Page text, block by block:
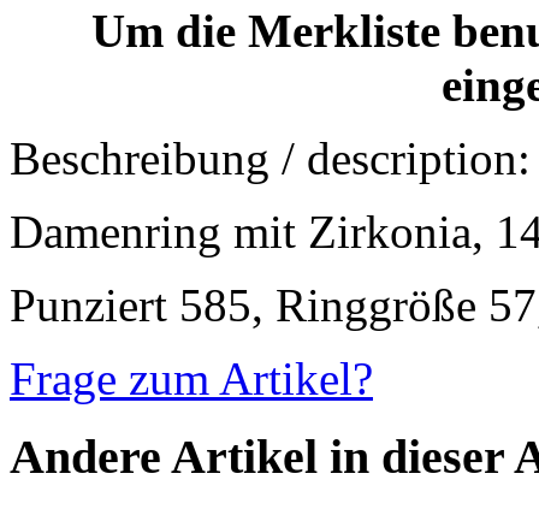
Um die Merkliste
Beschreibung / description:
Damenring mit Zirkonia,
Punziert 585, Ringgröße
Frage zum Artikel?
Andere Artikel in dieser